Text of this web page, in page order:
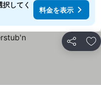
してく
料金を表示
シェア お